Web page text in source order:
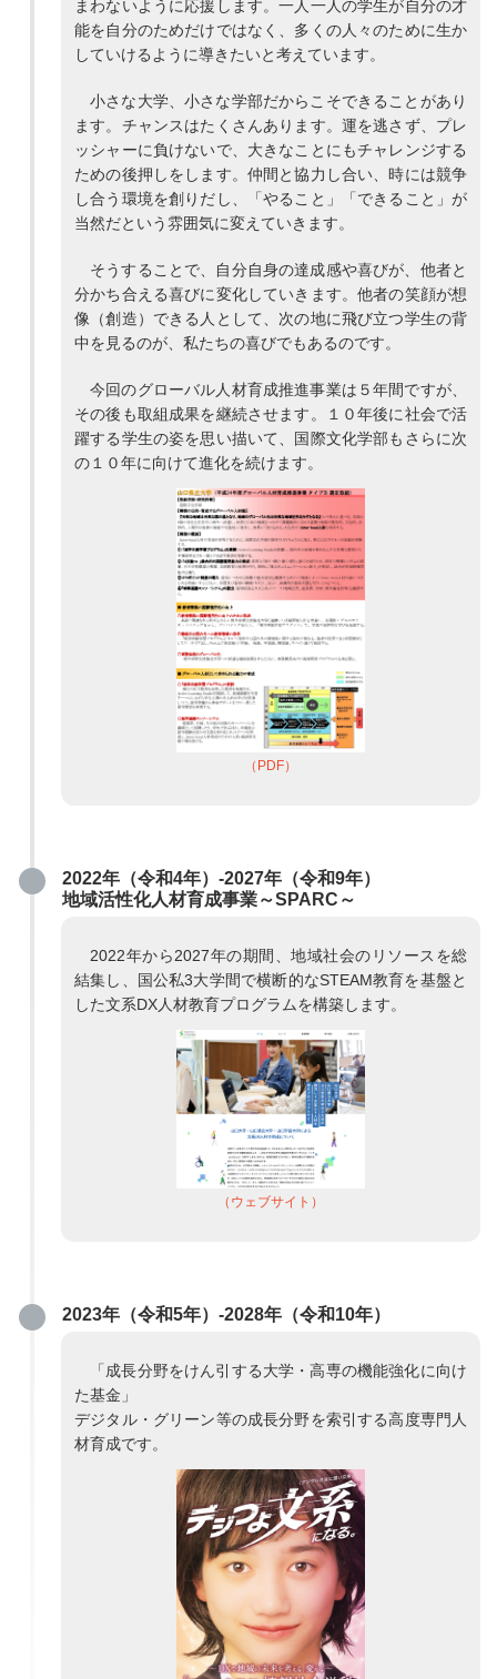
まわないように応援します。一人一人の学生が自分の才
能を自分のためだけではなく、多くの人々のために生か
していけるように導きたいと考えています。
小さな大学、小さな学部だからこそできることがあり
ます。チャンスはたくさんあります。運を逃さず、プレ
ッシャーに負けないで、大きなことにもチャレンジする
ための後押しをします。仲間と協力し合い、時には競争
し合う環境を創りだし、「やること」「できること」が
当然だという雰囲気に変えていきます。
そうすることで、自分自身の達成感や喜びが、他者と
分かち合える喜びに変化していきます。他者の笑顔が想
像（創造）できる人として、次の地に飛び立つ学生の背
中を見るのが、私たちの喜びでもあるのです。
今回のグローバル人材育成推進事業は５年間ですが、
その後も取組成果を継続させます。１０年後に社会で活
躍する学生の姿を思い描いて、国際文化学部もさらに次
の１０年に向けて進化を続けます。
（PDF）
2022年（令和4年）-2027年（令和9年）
地域活性化人材育成事業～SPARC～
2022年から2027年の期間、地域社会のリソースを総
結集し、国公私3大学間で横断的なSTEAM教育を基盤と
した文系DX人材教育プログラムを構築します。
（ウェブサイト）
2023年（令和5年）-2028年（令和10年）
「成長分野をけん引する大学・高専の機能強化に向け
た基金」
デジタル・グリーン等の成長分野を索引する高度専門人
材育成です。